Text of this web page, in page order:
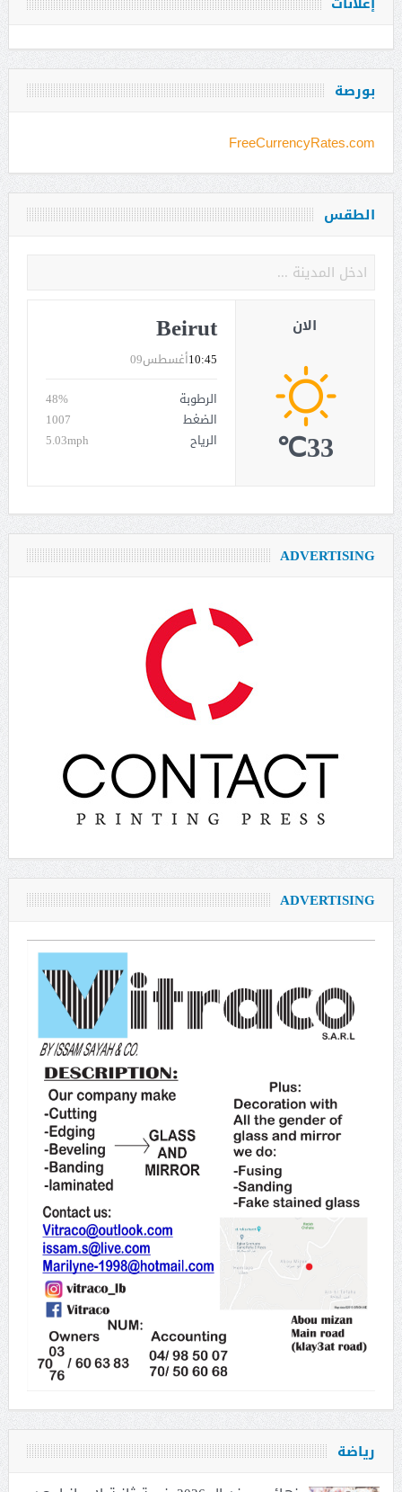
بورصة
FreeCurrencyRates.com
الطقس
Beirut
أغسطس0910:45
الرطوبة
48%
الضغط
1007
الرياح
5.03mph
الان
33℃
ADVERTISING
ADVERTISING
رياضة